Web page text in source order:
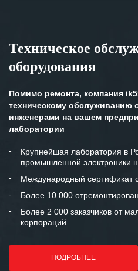
Особенно
Мы высоко
и
отношения
лет успеха
Техническое
оборудования
Помимо ремонта, компания
техническому обслуживанию
инженерами на вашем
лаборатории
Крупнейшая лаборатория в
промышленной электроники
Международный сертификат
Более 10 000
Более 2 000 заказчиков от
корпораций
ПОДРОБНЕЕ